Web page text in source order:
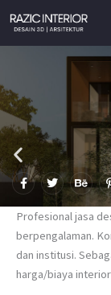
content
F
a
e
b
o
k
f
T
w
t
t
e
r
B
e
h
a
n
c
i
-
Profesional jasa
berpengalaman.
dan institusi.
harga/biaya